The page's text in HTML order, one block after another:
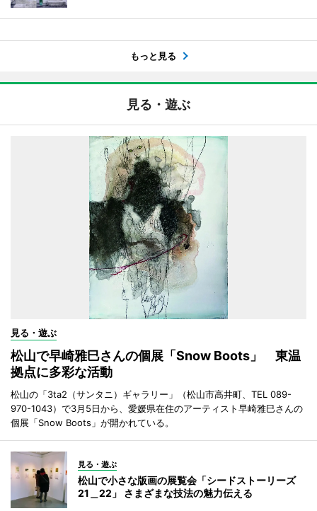
もっと見る
見る・遊ぶ
見る・遊ぶ
松山で早崎雅巳さんの個展「Snow Boots」 東温
拠点に多彩な活動
松山の「3ta2（サンタニ）ギャラリー」（松山市高井町、TEL 089-
970-1043）で3月5日から、愛媛県在住のアーティスト早崎雅巳さんの
個展「Snow Boots」が開かれている。
見る・遊ぶ
松山で小さな版画の展覧会「シードストーリーズ
21＿22」 さまざまな技法の魅力伝える